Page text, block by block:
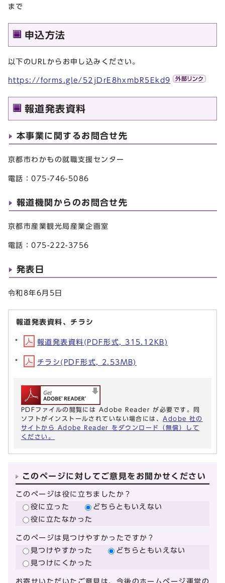
まで
申込方法
以下のURLからお申し込みください。
https://forms.gle/52jDrE8hxmbR5Ekd9
報道発表資料
本事業に関するお問合せ先
京都市わかもの就職支援センター
電話：075-746-5086
報道機関からのお問合せ先
京都市産業観光局産業企画室
電話：075-222-3756
発表日
令和8年6月5日
報道発表資料、チラシ
報道発表資料(PDF形式, 315.12KB)
チラシ(PDF形式, 2.53MB)
PDFファイルの閲覧には Adobe Reader が必要です。同
ソフトがインストールされていない場合には、 Adobe 社の
サイトから Adobe Reader をダウンロード（無償）して
ください。
このページに対してご意見をお聞かせください
このページは役に立ちましたか？
役に立った
どちらともいえない
役に立たなかった
このページは見つけやすかったですか？
見つけやすかった
どちらともいえない
見つけにくかった
お寄せいただいたご意見は、今後のホームページ運営の